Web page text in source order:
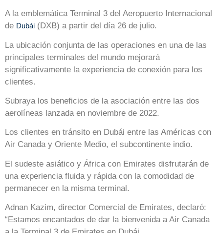
A la emblemática Terminal 3 del Aeropuerto Internacional
de Dubái (DXB) a partir del día 26 de julio.
La ubicación conjunta de las operaciones en una de las
principales terminales del mundo mejorará
significativamente la experiencia de conexión para los
clientes.
Subraya los beneficios de la asociación entre las dos
aerolíneas lanzada en noviembre de 2022.
Los clientes en tránsito en Dubái entre las Américas con
Air Canada y Oriente Medio, el subcontinente indio.
El sudeste asiático y África con Emirates disfrutarán de
una experiencia fluida y rápida con la comodidad de
permanecer en la misma terminal.
Adnan Kazim, director Comercial de Emirates, declaró:
“Estamos encantados de dar la bienvenida a Air Canada